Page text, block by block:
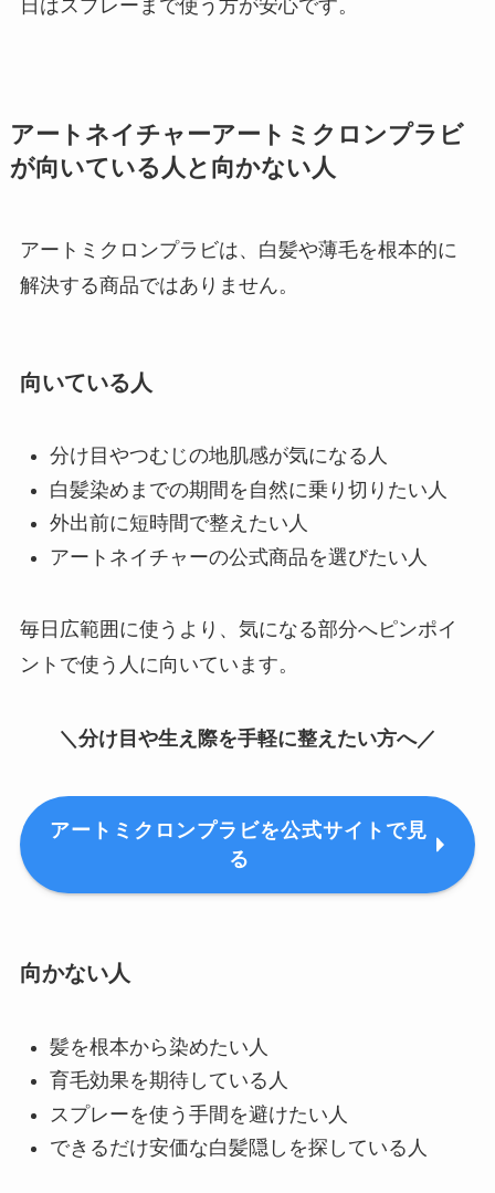
日はスプレーまで使う方が安心です。
アートネイチャーアートミクロンプラビ
が向いている人と向かない人
アートミクロンプラビは、白髪や薄毛を根本的に
解決する商品ではありません。
向いている人
分け目やつむじの地肌感が気になる人
白髪染めまでの期間を自然に乗り切りたい人
外出前に短時間で整えたい人
アートネイチャーの公式商品を選びたい人
毎日広範囲に使うより、気になる部分へピンポイ
ントで使う人に向いています。
＼分け目や生え際を手軽に整えたい方へ／
アートミクロンプラビを公式サイトで見
る
向かない人
髪を根本から染めたい人
育毛効果を期待している人
スプレーを使う手間を避けたい人
できるだけ安価な白髪隠しを探している人